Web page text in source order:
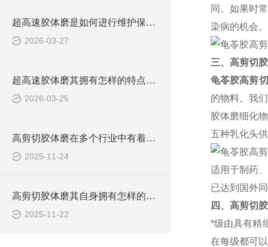
超高速胶体磨是如何进行维护保养的？
2026-03-27
超高速胶体磨其拥有怎样的特点呢？
2026-03-25
高剪切胶体磨在多个行业中有着广泛的应用
2025-11-24
高剪切胶体磨其自身拥有怎样的作用呢？
2025-11-22
同。如果时
染病的机会。
三、高剪切
龟苓胶高剪
的物料。我
胶体磨细化
五种乳化头
适用于制药
已达到国外
四、高剪切
*级由具有精
在每级都可